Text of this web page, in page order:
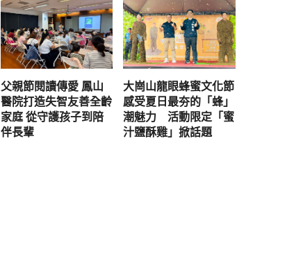
父親節閱讀傳愛 鳳山
醫院打造失智友善全齡
家庭 從守護孩子到陪
伴長輩
大崗山龍眼蜂蜜文化節
感受夏日最夯的「蜂」
潮魅力 活動限定「蜜
汁鹽酥雞」掀話題